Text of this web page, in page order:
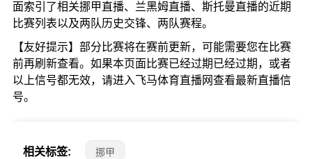
面索引了相关挪甲直播、兰黑姆直播、斯托曼直播的近期
比赛列表以及两队历史交锋、两队赛程。
【友好提示】部分比赛将在赛前更新，可能需要您在比赛
前再刷新查看。如果本页面比赛已经过期已经过期，或者
以上信号都无效，请进入飞马体育直播网查看最新直播信
号。
相关标签: 挪甲